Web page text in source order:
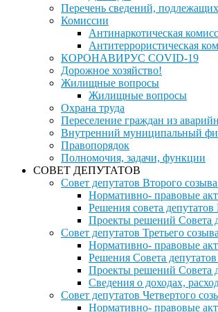
Перечень сведений,
Комиссии
Антинаркотическая
Антитеррористическая
КОРОНАВИРУС COVID-19
Дорожное хозяйство!
Жилищные вопросы
Жилищные вопросы
Охрана труда
Переселение граждан из
Внутренний муниципальный
Правопорядок
Полномочия, задачи, функции
СОВЕТ ДЕПУТАТОВ
Совет депутатов Второго
Нормативно- правовые
Решения совета депутатов
Проекты решений Совета
Совет депутатов Третьего
Нормативно- правовые
Решения Совета депутатов
Проекты решений Совета
Сведения о доходах,
Совет депутатов Четвертого
Нормативно- правовые